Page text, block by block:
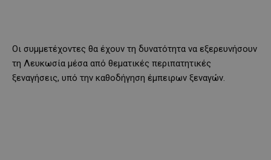
Οι συμμετέχοντες θα έχουν τη δυνατότητα να εξερευνήσουν
τη Λευκωσία μέσα από θεματικές περιπατητικές
ξεναγήσεις, υπό την καθοδήγηση έμπειρων ξεναγών.